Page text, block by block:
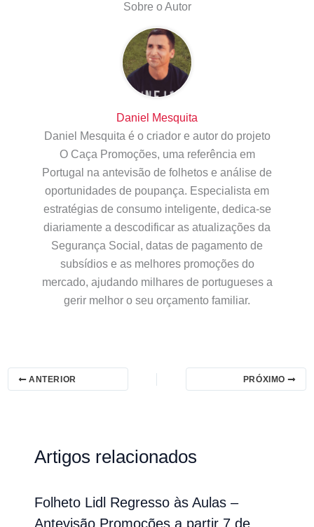
Sobre o Autor
Daniel Mesquita
Daniel Mesquita é o criador e autor do projeto
O Caça Promoções, uma referência em
Portugal na antevisão de folhetos e análise de
oportunidades de poupança. Especialista em
estratégias de consumo inteligente, dedica-se
diariamente a descodificar as atualizações da
Segurança Social, datas de pagamento de
subsídios e as melhores promoções do
mercado, ajudando milhares de portugueses a
gerir melhor o seu orçamento familiar.
ANTERIOR PRÓXIMO
Artigos relacionados
Folheto Lidl Regresso às Aulas –
Antevisão Promoções a partir 7 de